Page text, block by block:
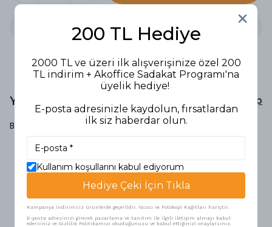
Yorumlar Yorum Yap
Bu ürün için henüz yorum yapılmamış.
Benzer Ürünler
200 TL Hediye
2000 TL ve üzeri ilk alışverişinize özel 200
TL indirim + Akoffice Sadakat Programı'na
üyelik hediye!
E-posta adresinizle kaydolun, fırsatlardan
ilk siz haberdar olun.
Kullanım koşullarını kabul ediyorum
Hediye Çeki İçin Tıkla
Kampanya indirimsiz ürünlerde geçerlidir. Yazıcı ve Fotokopi Kağıtları hariçtir.
E-posta adresinizi girerek pazarlama ve tanıtım ile ilgili iletişim almayı kabul
edersiniz ve Gizlilik Politikamızı okuduğunuzu ve kabul ettiğinizi onaylarsınız.